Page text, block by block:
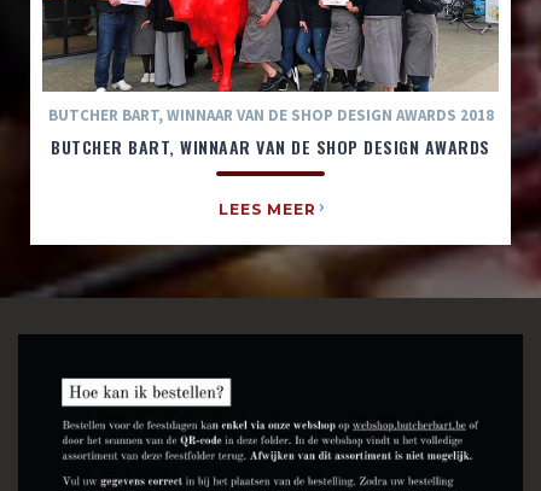
BUTCHER BART, WINNAAR VAN DE SHOP DESIGN AWARDS 2018
BUTCHER BART, WINNAAR VAN DE SHOP DESIGN AWARDS
LEES MEER